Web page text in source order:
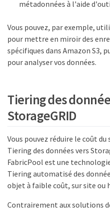
métadonnées à l'aide
Vous pouvez, par exemple,
pour mettre en miroir des
spécifiques dans Amazon S3,
pour analyser vos données.
Tiering des
StorageGRID
Vous pouvez réduire le coût du
Tiering des données vers
FabricPool est une
Tiering automatisé des
objet à faible coût, sur site ou
Contrairement aux solutions